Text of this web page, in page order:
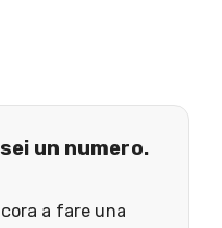
un numero.
a fare una